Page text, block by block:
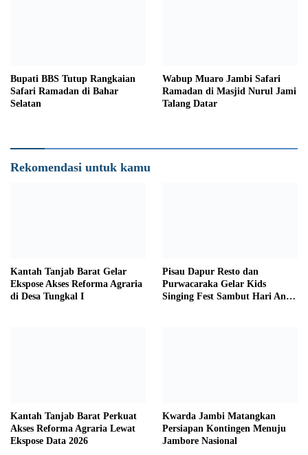
Bupati BBS Tutup Rangkaian
Safari Ramadan di Bahar
Selatan
Wabup Muaro Jambi Safari
Ramadan di Masjid Nurul Jami
Talang Datar
Rekomendasi untuk kamu
Kantah Tanjab Barat Gelar
Ekspose Akses Reforma Agraria
di Desa Tungkal I
Pisau Dapur Resto dan
Purwacaraka Gelar Kids
Singing Fest Sambut Hari Anak
Kantah Tanjab Barat Perkuat
Akses Reforma Agraria Lewat
Ekspose Data 2026
Kwarda Jambi Matangkan
Persiapan Kontingen Menuju
Jambore Nasional